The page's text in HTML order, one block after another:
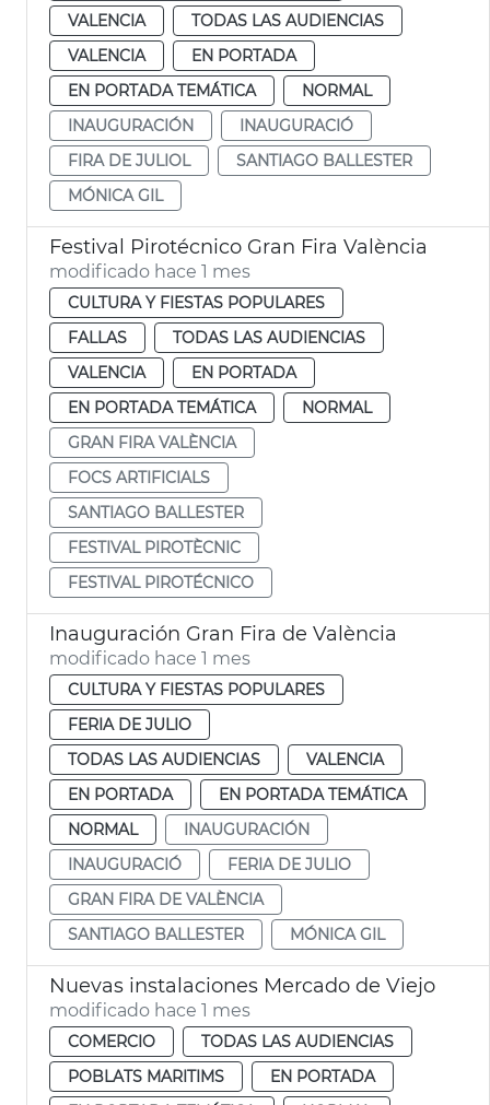
VALENCIA
TODAS LAS AUDIENCIAS
VALENCIA
EN PORTADA
EN PORTADA TEMÁTICA
NORMAL
INAUGURACIÓN
INAUGURACIÓ
FIRA DE JULIOL
SANTIAGO BALLESTER
MÓNICA GIL
Festival Pirotécnico Gran Fira València
modificado hace 1 mes
CULTURA Y FIESTAS POPULARES
FALLAS
TODAS LAS AUDIENCIAS
VALENCIA
EN PORTADA
EN PORTADA TEMÁTICA
NORMAL
GRAN FIRA VALÈNCIA
FOCS ARTIFICIALS
SANTIAGO BALLESTER
FESTIVAL PIROTÈCNIC
FESTIVAL PIROTÉCNICO
Inauguración Gran Fira de València
modificado hace 1 mes
CULTURA Y FIESTAS POPULARES
FERIA DE JULIO
TODAS LAS AUDIENCIAS
VALENCIA
EN PORTADA
EN PORTADA TEMÁTICA
NORMAL
INAUGURACIÓN
INAUGURACIÓ
FERIA DE JULIO
GRAN FIRA DE VALÈNCIA
SANTIAGO BALLESTER
MÓNICA GIL
Nuevas instalaciones Mercado de Viejo
modificado hace 1 mes
COMERCIO
TODAS LAS AUDIENCIAS
POBLATS MARITIMS
EN PORTADA